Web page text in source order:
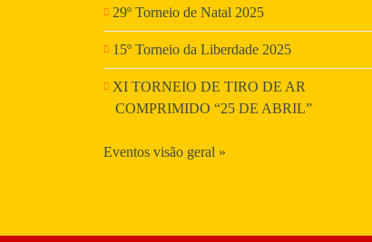
29º Torneio de Natal 2025
15º Torneio da Liberdade 2025
XI TORNEIO DE TIRO DE AR
COMPRIMIDO “25 DE ABRIL”
Eventos visão geral »